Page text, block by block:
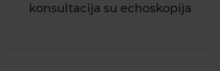
konsultacija su echoskopija